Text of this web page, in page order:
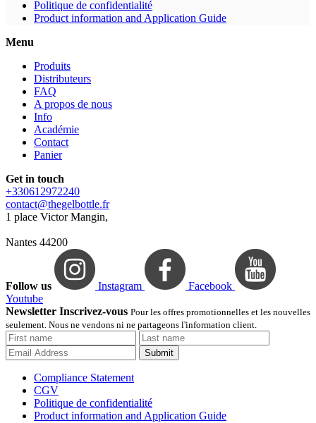
Politique de confidentialité
Product information and Application Guide
Menu
Produits
Distributeurs
FAQ
A propos de nous
Info
Académie
Contact
Panier
Get in touch
+330612972240
contact@thegelbottle.fr
1 place Victor Mangin,
Nantes 44200
Follow us Instagram
Facebook
Youtube
Newsletter Inscrivez-vous Pour les offres promotionnelles et les nouvelles
seulement. Nous ne vendons ni ne partageons l'information client.
Submit
Compliance Statement
CGV
Politique de confidentialité
Product information and Application Guide